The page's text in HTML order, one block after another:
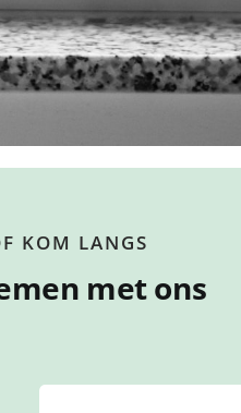
KOM LANGS
met ons